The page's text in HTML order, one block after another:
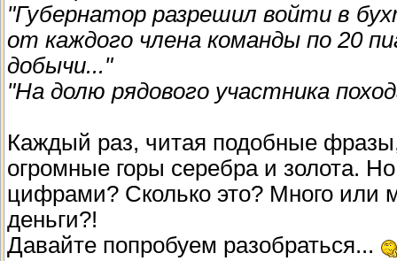
"Губернатор разрешил войти в
от каждого члена команды по 20
добычи..."
"На долю рядового участника
Каждый раз, читая подобные
огромные горы серебра и золота.
цифрами? Сколько это? Много или
деньги?!
Давайте попробуем разобраться...